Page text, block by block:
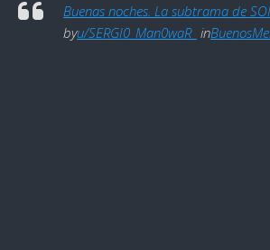
Buenas noches. La subtrama de
byu/SERGI0_Man0waR_ in